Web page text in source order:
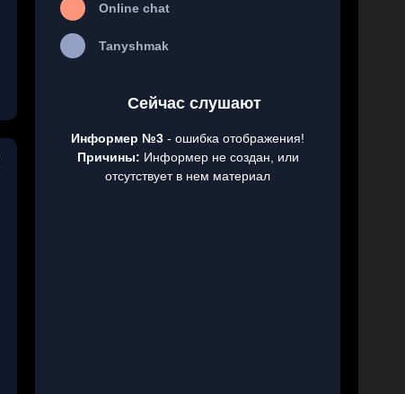
Online chat
Tanyshmak
Сейчас слушают
Информер №3 - ошибка отображения!
Причины: Информер не создан, или
отсутствует в нем материал